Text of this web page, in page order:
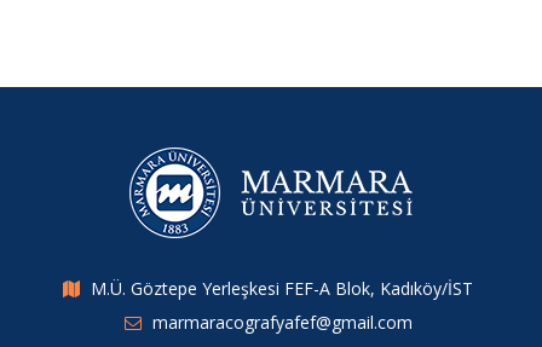
9. Uluslararası Üsküdar Sempozyumu
Avdan Dağı(İznik) Arazi Çalışması
M.Ü. Göztepe Yerleşkesi FEF-A Blok, Kadıköy/İST
marmaracografyafef@gmail.com